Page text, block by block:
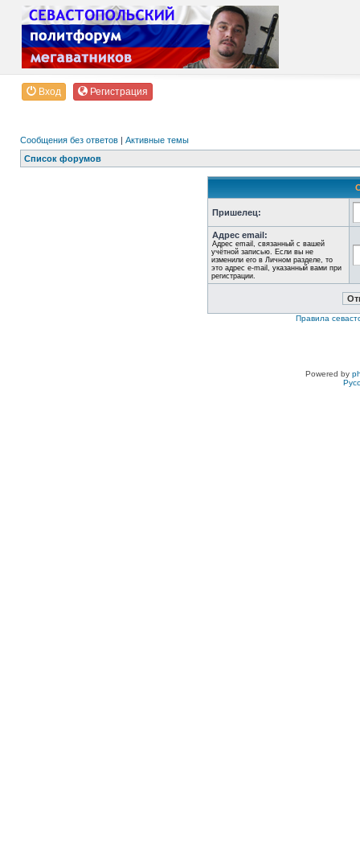
Вход Регистрация
Сообщения без ответов | Активные темы
Список форумов
Пришелец:
Адрес email:
Адрес email, связанный с вашей
учётной записью. Если вы не
изменили его в Личном разделе, то
это адрес e-mail, указанный вами при
регистрации.
Правила
Powered by